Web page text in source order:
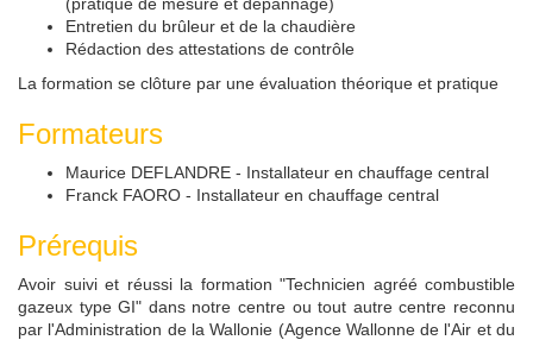
Entretien du brûleur et de la chaudière
Rédaction des attestations de contrôle
La formation se clôture par une évaluation théorique et pratique
Formateurs
Maurice DEFLANDRE - Installateur en chauffage central
Franck FAORO - Installateur en chauffage central
Prérequis
Avoir suivi et réussi la formation "Technicien agréé combustible
gazeux type GI" dans notre centre ou tout autre centre reconnu
par l'Administration de la Wallonie (Agence Wallonne de l'Air et du